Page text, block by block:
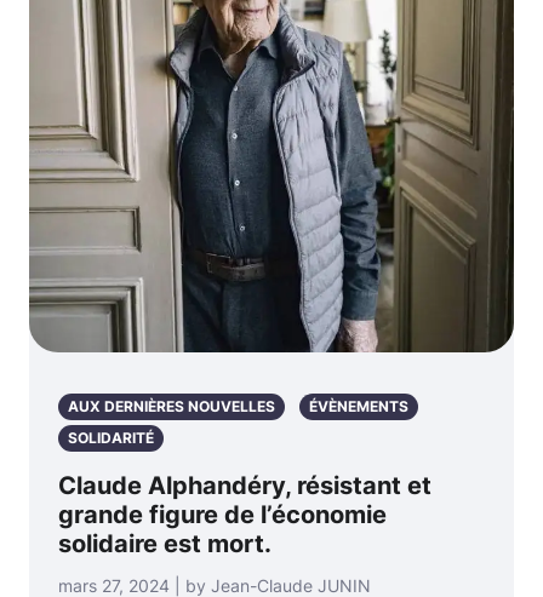
AUX DERNIÈRES NOUVELLES
ÉVÈNEMENTS
SOLIDARITÉ
Claude Alphandéry, résistant et
grande figure de l’économie
solidaire est mort.
mars 27, 2024 | by Jean-Claude JUNIN